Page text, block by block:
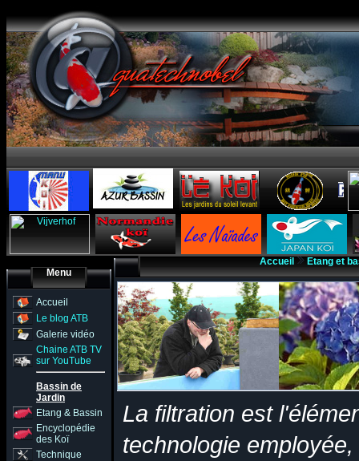
Menu
Accueil
Le blog ATB
Galerie vidéo
Chaine ATB TV
sur YouTube
Bassin de
Jardin
Etang & Bassin
Encyclopédie
des Koï
Technique
Accueil Etang et
La filtration est
technologie